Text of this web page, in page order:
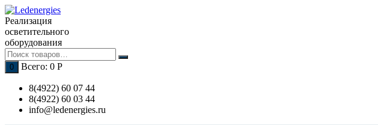
Перейти
к
содержимому
Реализация
осветительного
оборудования
0 Всего: 0 Р
8(4922) 60 07 44
8(4922) 60 03 44
info@ledenergies.ru